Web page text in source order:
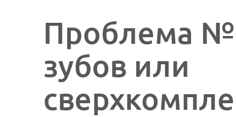
Проблема
зубов или